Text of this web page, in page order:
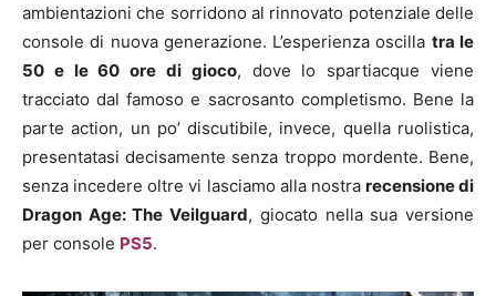
ambientazioni che sorridono al rinnovato potenziale delle
console di nuova generazione. L’esperienza oscilla tra le
50 e le 60 ore di gioco, dove lo spartiacque viene
tracciato dal famoso e sacrosanto completismo. Bene la
parte action, un po’ discutibile, invece, quella ruolistica,
presentatasi decisamente senza troppo mordente. Bene,
senza incedere oltre vi lasciamo alla nostra recensione di
Dragon Age: The Veilguard, giocato nella sua versione
per console PS5.